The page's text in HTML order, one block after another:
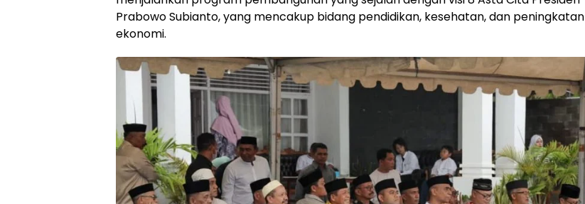
Prabowo Subianto, yang mencakup bidang pendidikan, kesehatan, dan peningkatan
ekonomi.